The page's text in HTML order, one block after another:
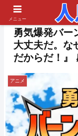
勇気爆発バー
大丈夫だ。
だからだ！』
アニメ
メニュー